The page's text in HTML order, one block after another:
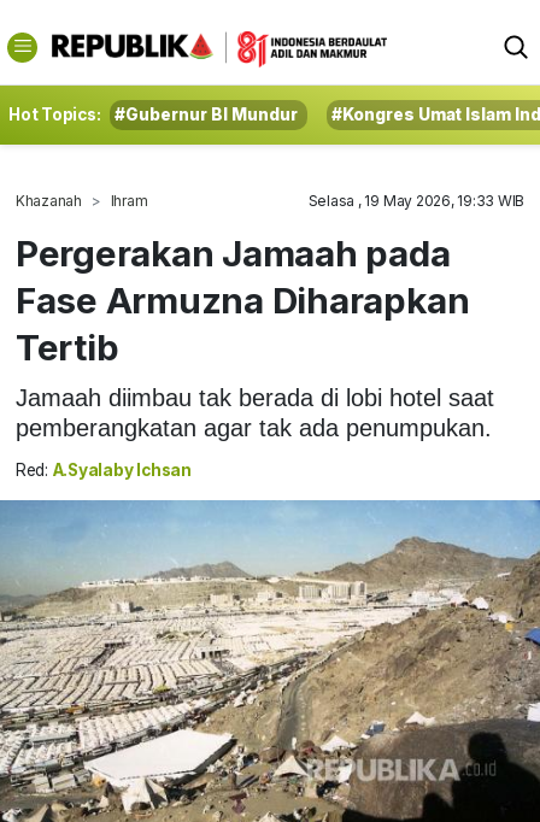
Hot Topics: #Gubernur BI Mundur #Kongres Umat Islam
Khazanah Ihram Selasa , 19 May 2026, 19:33 WIB
Pergerakan Jamaah pada
Fase Armuzna Diharapkan
Tertib
Jamaah diimbau tak berada di lobi hotel saat
pemberangkatan agar tak ada penumpukan.
Red: A.Syalaby Ichsan